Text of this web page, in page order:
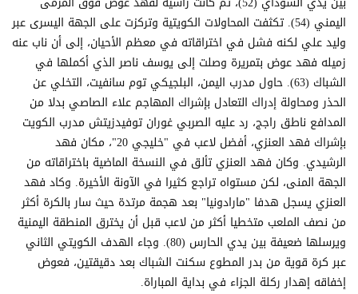
اليمني (54). تكثفت المحاولات الكويتية وتركزت على الجهة اليسرى عبر
وليد علي لكنه فشل في اختراقاته في معظم الأحيان، إلى أن ناب عنه
زميله فهد عوض بتمريرة وصلت إلى يوسف ناصر الذي أكملها في
الشباك (63). حاول مدرب اليمن، البلجيكي توم سانفيت، التخلي عن
الحذر ومحاولة إدراك التعادل بإشراك المهاجم علاء الصاصي بدلا من
المدافع ناطق راجج، رد عليه الصربي غوران توفيدزيتش مدرب الكويت
بإشراك فهد العنزي، أفضل لاعب في "خليجي 20"، مكان فهد
الرشيدي. وكان فهد العنزي تألق في النسخة الماضية باختراقاته من
الجهة المنى، لكن مستواه تراجع كثيرا في الآونة الأخيرة. وكاد فهد
العنزي يسجل هدفا "مارادونيا" بعد هجمة مرتدة حيث سار بالكرة أكثر
من نصف الملعب متخطيا أكثر من لاعب قبل أن يخترق المنطقة اليمنية
ويرسلها ضعيفة بين يدي الحارس (80). وجاء الهدف الكويتي الثاني
عبر كرة قوية من بدر المطوع سكنت الشباك بعد دقيقتين، فعوض
إخفاقه إهدار ركلة الجزاء في بداية المباراة.